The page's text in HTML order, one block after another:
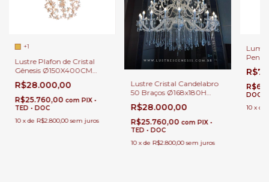
+1
Lustre Plafon de Cristal
Gênesis Ø150X400CM
Cristais Transparentes
Âmbar e Azul Para Casas
Com Pé Direito Duplo e
Alto
R$28.000,00
R$25.760,00 com PIX •
TED • DOC
10 xde R$2.800,00 sem juros
Lustre Cristal Candelabro
50 Braços Ø168x180H
Maria Thereza | Cristais
Transparentes | Casas Pé
Direito Duplo
R$28.000,00
R$25.760,00 com PIX •
TED • DOC
10 xde R$2.800,00 sem juros
Vidro
DOC
10 x de